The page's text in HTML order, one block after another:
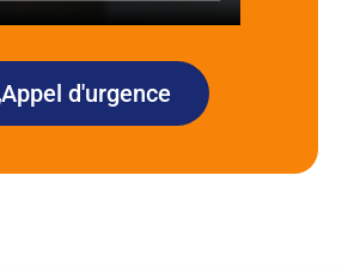
Appel d'urgence